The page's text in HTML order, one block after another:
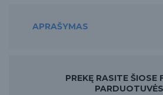
APRAŠYMAS
PREKĘ RASITE ŠIOSE